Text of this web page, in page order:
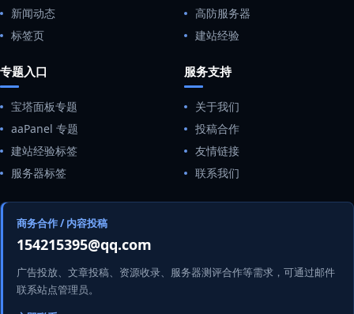
新闻动态
标签页
高防服务器
建站经验
专题入口
宝塔面板专题
aaPanel 专题
建站经验标签
服务器标签
服务支持
关于我们
投稿合作
友情链接
联系我们
商务合作 / 内容投稿
154215395@qq.com
广告投放、文章投稿、资源收录、服务器测评合作等需求，可通过邮件
联系站点管理员。